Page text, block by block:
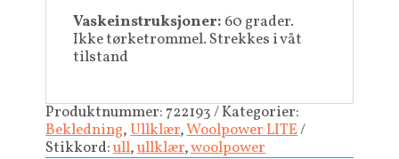
Vaskeinstruksjoner: 60 grader.
Ikke tørketrommel. Strekkes i våt
tilstand
Produktnummer:722193 Kategorier:
Bekledning,Ullklær,Woolpower LITE
Stikkord:ull,ullklær,woolpower